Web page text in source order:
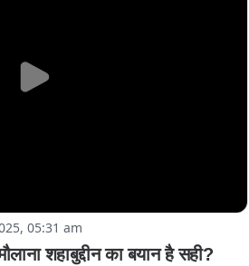
05:31 am
शहाबुद्दीन का बयान है सही?